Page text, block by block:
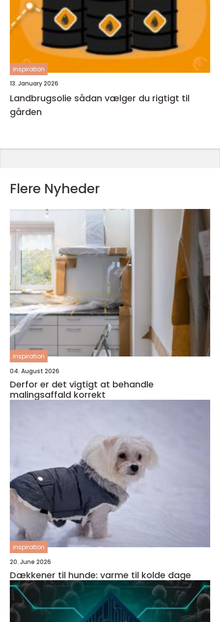
inspiration
13. January 2026
Landbrugsolie sådan vælger du rigtigt til
gården
Flere Nyheder
inspiration
04. August 2026
Derfor er det vigtigt at behandle
malingsaffald korrekt
inspiration
20. June 2026
Dækkener til hunde: varme til kolde dage